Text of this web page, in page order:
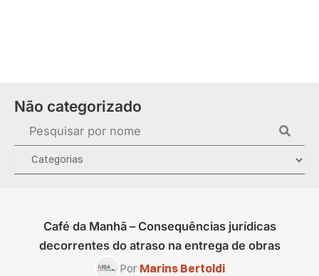
Não categorizado
Café da Manhã – Consequências jurídicas
decorrentes do atraso na entrega de obras
Por Marins Bertoldi